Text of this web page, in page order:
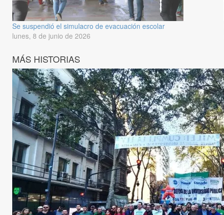
Se suspendió el simulacro de evacuación escolar
lunes, 8 de junio de 2026
MÁS HISTORIAS